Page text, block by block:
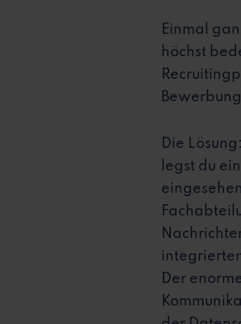
Einmal
höchst
Die
legst du
Der